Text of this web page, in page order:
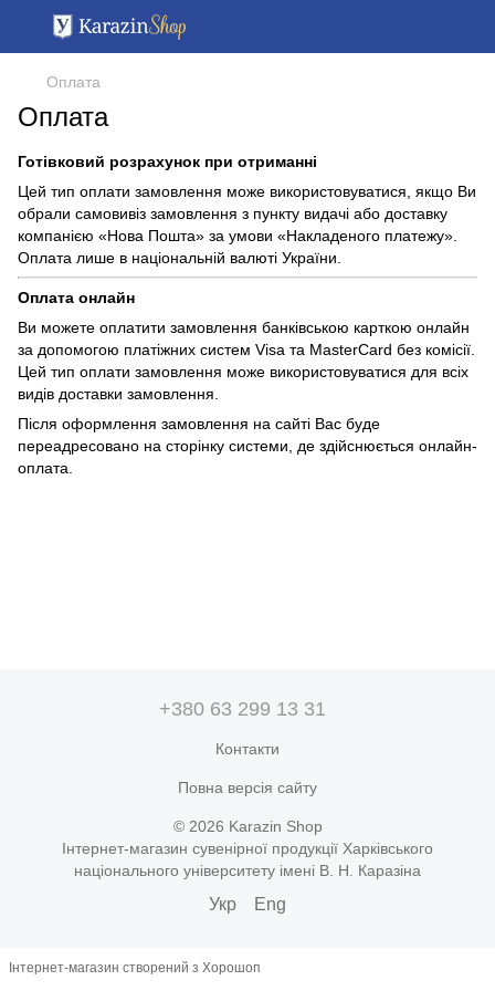
Оплата
Оплата
Готівковий розрахунок при отриманні
Цей тип оплати замовлення може використовуватися, якщо Ви
обрали самовивіз замовлення з пункту видачі або доставку
компанією «Нова Пошта» за умови «Накладеного платежу».
Оплата лише в національній валюті України.
Оплата онлайн
Ви можете оплатити замовлення банківською карткою онлайн
за допомогою платіжних систем Visa та MasterCard без комісії.
Цей тип оплати замовлення може використовуватися для всіх
видів доставки замовлення.
Після оформлення замовлення на сайті Вас буде
переадресовано на сторінку системи, де здійснюється онлайн-
оплата.
+380 63 299 13 31
Контакти
Повна версія сайту
© 2026 Karazin Shop
Інтернет-магазин сувенірної продукції Харківського
національного університету імені В. Н. Каразіна
Укр Eng
Інтернет-магазин створений з Хорошоп